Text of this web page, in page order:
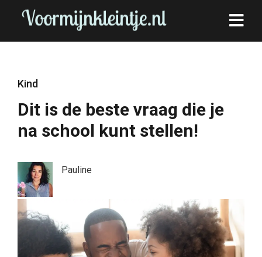
Kind
Dit is de beste vraag die je
na school kunt stellen!
Pauline